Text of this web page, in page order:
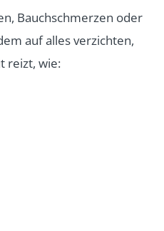
Bauchschmerzen oder
auf alles verzichten,
reizt, wie: